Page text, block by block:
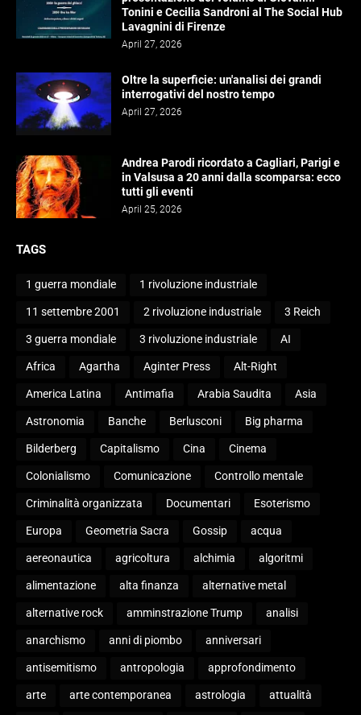
Tonini e Cecilia Sandroni al The Social Hub
Lavagnini di Firenze
April 27, 2026
Oltre la superficie: un'analisi dei grandi
interrogativi del nostro tempo
April 27, 2026
Andrea Parodi ricordato a Cagliari, Parigi e
in Valsusa a 20 anni dalla scomparsa: ecco
tutti gli eventi
April 25, 2026
TAGS
1 guerra mondiale 1 rivoluzione industriale
11 settembre 2001 2 rivoluzione industriale 3 Reich
3 guerra mondiale 3 rivoluzione industriale AI
Africa Agartha Aginter Press Alt-Right
America Latina Antimafia Arabia Saudita Asia
Astronomia Banche Berlusconi Big pharma
Bilderberg Capitalismo Cina Cinema
Colonialismo Comunicazione Controllo mentale
Criminalità organizzata Documentari Esoterismo
Europa Geometria Sacra Gossip acqua
aereonautica agricoltura alchimia algoritmi
alimentazione alta finanza alternative metal
alternative rock amminstrazione Trump analisi
anarchismo anni di piombo anniversari
antisemitismo antropologia approfondimento
arte arte contemporanea astrologia attualità